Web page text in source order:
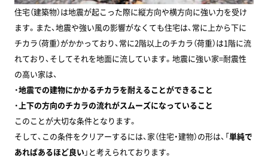
住宅（建築物）は地震が起こった際に縦方向や横方向に強い力を受け
ます。また、地震や強い風の影響がなくても住宅は、常に上から下に
チカラ（荷重）がかかっており、常に2階以上のチカラ（荷重）は1階に流
れており、そしてそれを地面に流しています。地震に強い家=耐震性
の高い家は、
・地震での建物にかかるチカラを耐えることができること
・ 上下の方向のチカラの流れがスムーズになっていること
このことが大切な条件となります。
そして、この条件をクリアーするには、家（住宅・建物）の形は、「単純で
あればあるほど良い 」と考えられております。